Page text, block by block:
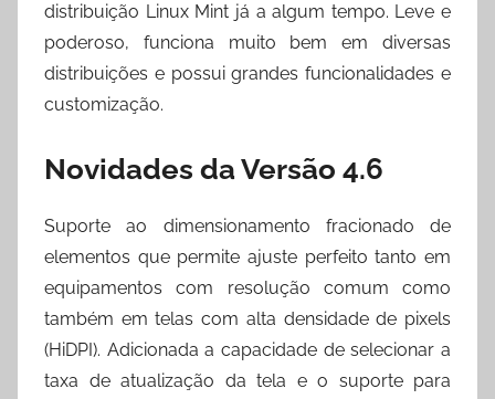
distribuição Linux Mint já a algum tempo. Leve e
poderoso, funciona muito bem em diversas
distribuições e possui grandes funcionalidades e
customização.
Novidades da Versão 4.6
Suporte ao dimensionamento fracionado de
elementos que permite ajuste perfeito tanto em
equipamentos com resolução comum como
também em telas com alta densidade de pixels
(HiDPI). Adicionada a capacidade de selecionar a
taxa de atualização da tela e o suporte para